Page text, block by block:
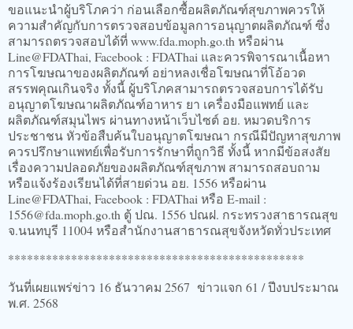
ขอแนะนำผู้บริโภคว่า ก่อนเลือกซื้อผลิตภัณฑ์สุขภาพควรให้
ความสำคัญกับการตรวจสอบข้อมูลการอนุญาตผลิตภัณฑ์ ซึ่ง
สามารถตรวจสอบได้ที่ www.fda.moph.go.th หรือผ่าน
Line@FDAThai, Facebook : FDAThai และควรพิจารณาเนื้อหา
การโฆษณาของผลิตภัณฑ์ อย่าหลงเชื่อโฆษณาที่โอ้อวด
สรรพคุณเกินจริง ทั้งนี้ ผู้บริโภคสามารถตรวจสอบการได้รับ
อนุญาตโฆษณาผลิตภัณฑ์อาหาร ยา เครื่องมือแพทย์ และ
ผลิตภัณฑ์สมุนไพร ผ่านทางหน้าเว็บไซต์ อย. หมวดบริการ
ประชาชน หัวข้อสืบค้นใบอนุญาตโฆษณา กรณีมีปัญหาสุขภาพ
ควรปรึกษาแพทย์เพื่อรับการรักษาที่ถูกวิธี ทั้งนี้ หากมีข้อสงสัย
เรื่องความปลอดภัยของผลิตภัณฑ์สุขภาพ สามารถสอบถาม
หรือแจ้งร้องเรียนได้ที่สายด่วน อย. 1556 หรือผ่าน
Line@FDAThai, Facebook : FDAThai หรือ E-mail :
1556@fda.moph.go.th ตู้ ปณ. 1556 ปณฝ. กระทรวงสาธารณสุข
จ.นนทบุรี 11004 หรือสำนักงานสาธารณสุขจังหวัดทั่วประเทศ
***********************************************
วันที่เผยแพร่ข่าว 16 ธันวาคม 2567 ข่าวแจก 61 / ปีงบประมาณ
พ.ศ. 2568